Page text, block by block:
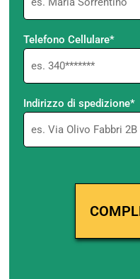
Telefono Cellulare*
Indirizzo di spedizione*